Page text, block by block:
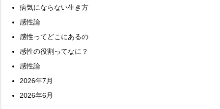
病気にならない生き方
感性論
感性ってどこにあるの
感性の役割ってなに？
感性論
2026年7月
2026年6月